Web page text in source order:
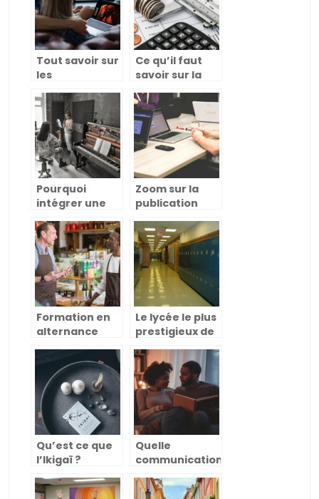
Tout savoir sur
les
pour le lien
parent, élève
et enseignant
Ce qu’il faut
savoir sur la
du commerce
de détail
Pourquoi
intégrer une
musique ?
Zoom sur la
publication
légales et la
création
d’entreprise
Formation en
alternance
conseiller de
vente : un choix
judicieux
Le lycée le plus
prestigieux de
véritable
quête
Qu’est ce que
l’Ikigaï ?
Quelle
communication
en couple ?